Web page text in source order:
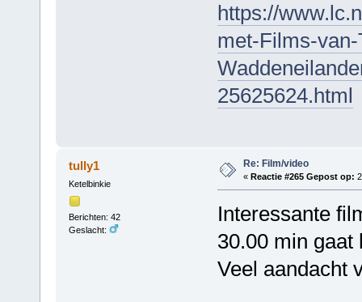
https://
met-Films-
25625624.html
tully1
Ketelbinkie
Berichten: 42
Geslacht:
Re: Film/video
« Reactie #265 Gepost op:
Interessante
30.00 min gaat
Veel aandacht